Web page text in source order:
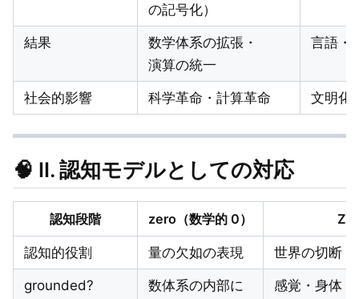
の記号化）
結果
数学体系の拡張・
演算の統一
言語・
社会的影響 科学革命・計算革命 文明化
🧠 II. 認知モデルとしての対応
認知段階 zero（数学的 0） Z₀
認知的役割 量の欠如の表現 世界の切断
grounded?
数体系の内部に
感覚・身体